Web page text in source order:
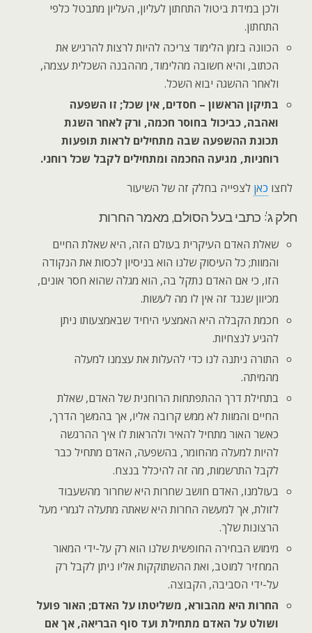
ולכן במידת ביטול התחתון לעליון, העליון מתבטל כלפי
התחתון.
הכוונה בזמן הלימוד צריכה להיות לרצות להרגיש את
הכתוב, והיא חשובה מהלימוד, מההבנה השכלית עצמה,
ולאחר ההשגה יבוא השכל.
בתיקון הראשון – חסדים, אין שכל; זו השפעה
ואהבה, כביכול בחוסר חכמה, ורק לאחר השגת
תכונת ההשפעה שבה מתחילים לראות תופעות
רוחניות, מגיעה החכמה ומתחילים לקבל שכל רוחני.
לחצו כאן לצפייה בחלק זה של השיעור
חלק ג': כתבי בעל הסולם, מאמר החרות
שאלת האדם העיקרית בעולם הזה, היא שאלת החיים
והמוות; כל העיסוק שלנו הוא בניסיון לכסות את הנקודה
הזו, כי אם האדם נתקל בה, הוא מגלה שהוא חסר אונים,
מכיוון שנגד זה אין לו מה לעשות.
חכמת הקבלה היא האמצעי היחיד שבאמצעותו ניתן
להגיע לנצחיות.
התורה ניתנה לנו כדי להעלות את עצמנו למעלה
מהמיתה.
בתחילת דרך ההתפתחות הרוחנית של האדם, שאלת
החיים והמוות לא ממש קרובה אליו, אך בהמשך הדרך,
כאשר האור מתחיל להאיר ולהראות לו איך ההרגשה
להיות למעלה מהחומר, בהשפעה, האדם מתחיל כבר
לקבל התרשמות, מה זה להיכלל בנצח.
בעולמנו, האדם חושב שחרות היא שחרור מהשעבוד
לזולת, אך למעשה החרות היא שאתה מתעלה לגמרי מעל
הרצונות שלך.
מימוש הבחירה החופשית שלנו הוא רק על-ידי המאור
המחזיר למוטב, ואת ההשתוקקות אליו ניתן לקבל רק
על-ידי הסביבה, הקבוצה.
החרות היא מהבורא, משליטתו על האדם; האור פועל
ושולט על האדם מתחילת ועד סוף הבריאה, אך אם